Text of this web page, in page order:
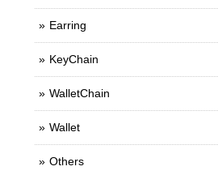
Earring
KeyChain
WalletChain
Wallet
Others